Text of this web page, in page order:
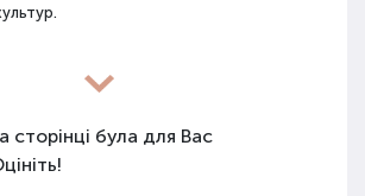
засобів для покращення
поживних якостей ґрунту
різні види засобів: мінеральні
сторінці була для Вас